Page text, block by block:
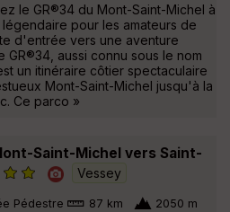
le GR®34 du Mont-Saint-Michel à
pour les amateurs de
d'entrée vers une aventure
GR®34, aussi connu sous le nom
un itinéraire côtier spectaculaire
Mont-Saint-Michel jusqu'à la
Ce parco »
Saint-Michel vers Saint-
Vessey
Pédestre 87 km 2050 m